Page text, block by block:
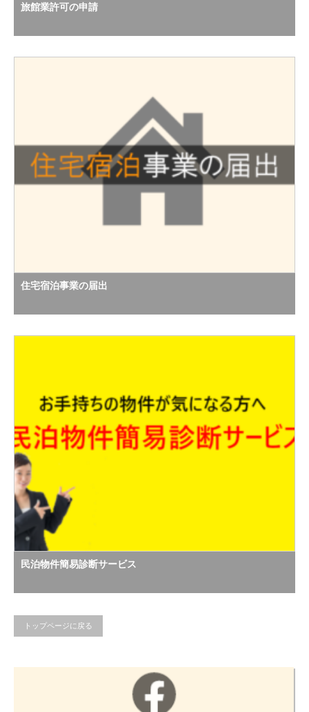
旅館業許可の申請
住宅宿泊事業の届出
民泊物件簡易診断サービス
トップページに戻る